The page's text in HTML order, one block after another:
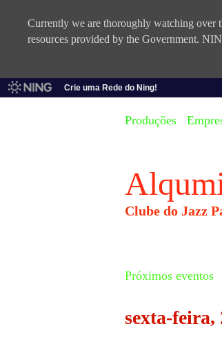
Currently we are thoroughly watching over
resources provided by the Government.
Crie uma Rede do Ning!
Produções
Clube do Jazz
Próximos eventos
sexta-feira,